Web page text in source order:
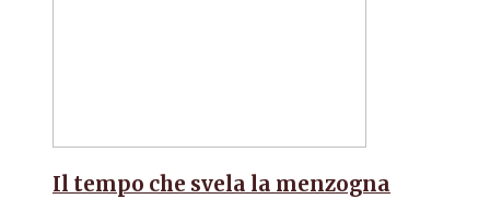
Il tempo che svela la menzogna